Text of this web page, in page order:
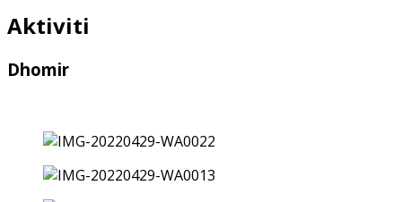
Aktiviti
Dhomir